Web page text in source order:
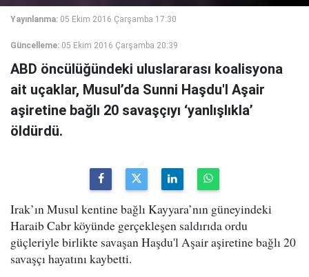
Yayınlanma: 05 Ekim 2016 Çarşamba 17:30
Güncelleme: 05 Ekim 2016 Çarşamba 20:39
ABD öncülüğündeki uluslararası koalisyona
ait uçaklar, Musul’da Sunni Haşdu'l Aşair
aşiretine bağlı 20 savaşçıyı ‘yanlışlıkla’
öldürdü.
Irak’ın Musul kentine bağlı Kayyara’nın güneyindeki
Haraib Cabr köyünde gerçekleşen saldırıda ordu
güçleriyle birlikte savaşan Haşdu'l Aşair aşiretine bağlı 20
savaşçı hayatını kaybetti.